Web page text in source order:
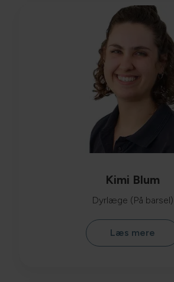
Kimi Blum
Dyrlæge (På barsel)
Læs mere